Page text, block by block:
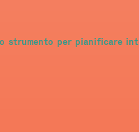
strumento per pianificare